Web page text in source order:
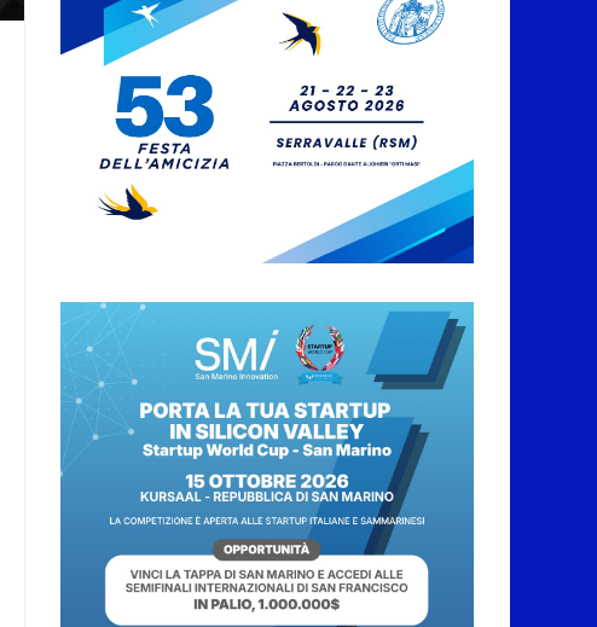
San Marino. Sindacati:
PdL famiglia, alla
prima sessione
consiliare utile deve
essere approvato
Protezione Civile San
boschivi: attivazione
della fase preliminare
di preallarme, dal 3 al
9 agosto
6 Agosto 2026